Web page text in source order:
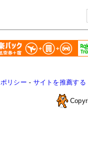
リシー - サイトを推薦する